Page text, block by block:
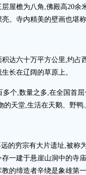
屋檐为八角,佛殿高20余
。寺内精美的壁画也堪称
达六十万平方公里,约占
长在辽阔的草原上。
个,数量之多,在全国首
天堂,生活在天鹅、野鸭
的穷宗有大片遗址,被称
存一建于悬崖山洞中的
的缔造者辛绕是象雄第